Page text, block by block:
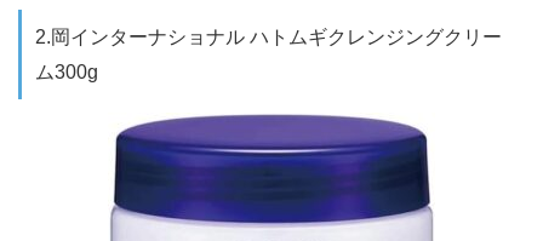
2.岡インターナショナル ハトムギクレンジングクリー
ム300g